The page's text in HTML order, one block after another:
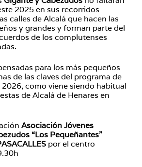
2025 en sus recorridos
calles de Alcalá que hacen las
y grandes y forman parte del
de los complutenses
para los más pequeños
de las claves del programa de
2026, como viene siendo habitual
de Alcalá de Henares en
Asociación Jóvenes
“Los Pequeñantes”
por el centro